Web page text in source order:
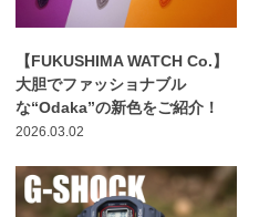
【FUKUSHIMA WATCH Co.】
大胆でファッショナブル
な“Odaka”の新色をご紹介！
2026.03.02